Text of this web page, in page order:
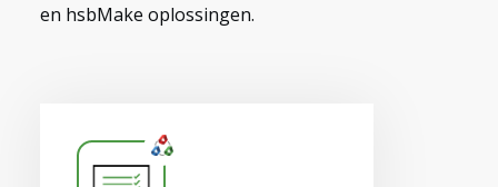
en hsbMake oplossingen.